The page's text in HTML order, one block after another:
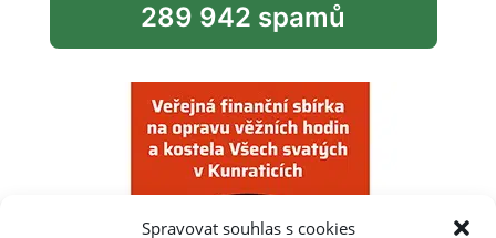
Spravovat souhlas s cookies
289 942 spamů